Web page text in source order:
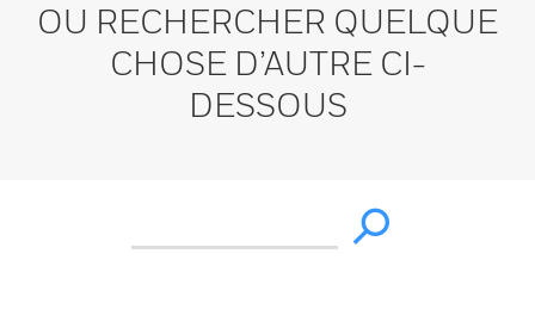
OU RECHERCHER QUELQUE
CHOSE D’AUTRE CI-
DESSOUS